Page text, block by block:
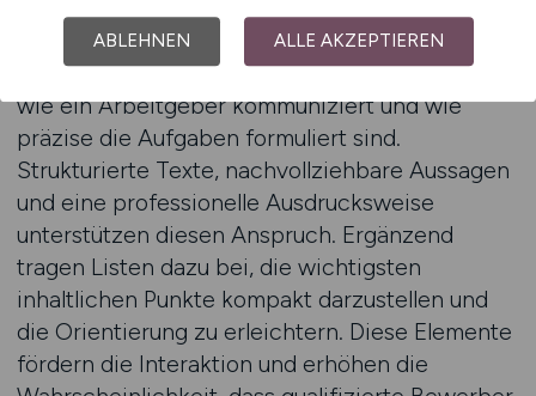
gelesen, sondern auch verstanden werden.
Fachkräfte im Finanzwesen achten stark darauf,
wie ein Arbeitgeber kommuniziert und wie
präzise die Aufgaben formuliert sind.
Strukturierte Texte, nachvollziehbare Aussagen
und eine professionelle Ausdrucksweise
unterstützen diesen Anspruch. Ergänzend
tragen Listen dazu bei, die wichtigsten
inhaltlichen Punkte kompakt darzustellen und
die Orientierung zu erleichtern. Diese Elemente
fördern die Interaktion und erhöhen die
ABLEHNEN ALLE AKZEPTIEREN